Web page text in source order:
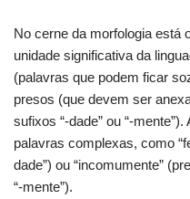
No cerne da morfologia está
unidade significativa da
(palavras que podem ficar
presos (que devem ser
sufixos “-dade” ou “-
palavras complexas, como
dade”) ou “incomumente”
“-mente”).